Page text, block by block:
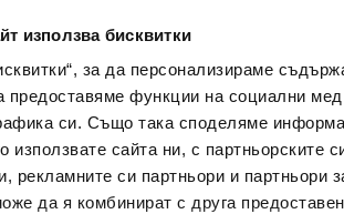
използва бисквитки
за да персонализираме
предоставяме функции на социални
си. Също така споделяме
използвате сайта ни, с партньорските
рекламните си партньори и партньори
да я комбинират с друга
пратка им до избрания
успешна имплементация:
requests